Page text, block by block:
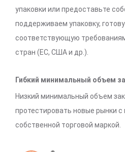
упаковки или предоставьте
поддерживаем упаковку,
соответствующую
стран (ЕС, США и др.).
Гибкий минимальный объем
Низкий минимальный объем
протестировать новые рынки с
собственной торговой маркой.